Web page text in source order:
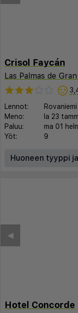
Crisol Faycán
Las Palmas de
Lennot: Rovaniemi
Meno:
la 23
Paluu:
ma 01
Yöt:
9
Huoneen tyyppi
Hotel Concorde